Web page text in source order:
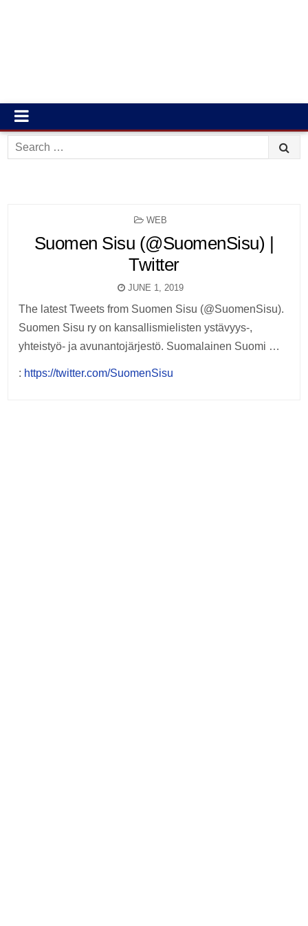
Search
for:
POSTED
WEB
Suomen Sisu (@SuomenSisu) |
Twitter
JUNE 1, 2019
The latest Tweets from Suomen Sisu (@SuomenSisu).
Suomen Sisu ry on kansallismielisten ystävyys-,
yhteistyö- ja avunantojärjestö. Suomalainen Suomi …
: https://twitter.com/SuomenSisu